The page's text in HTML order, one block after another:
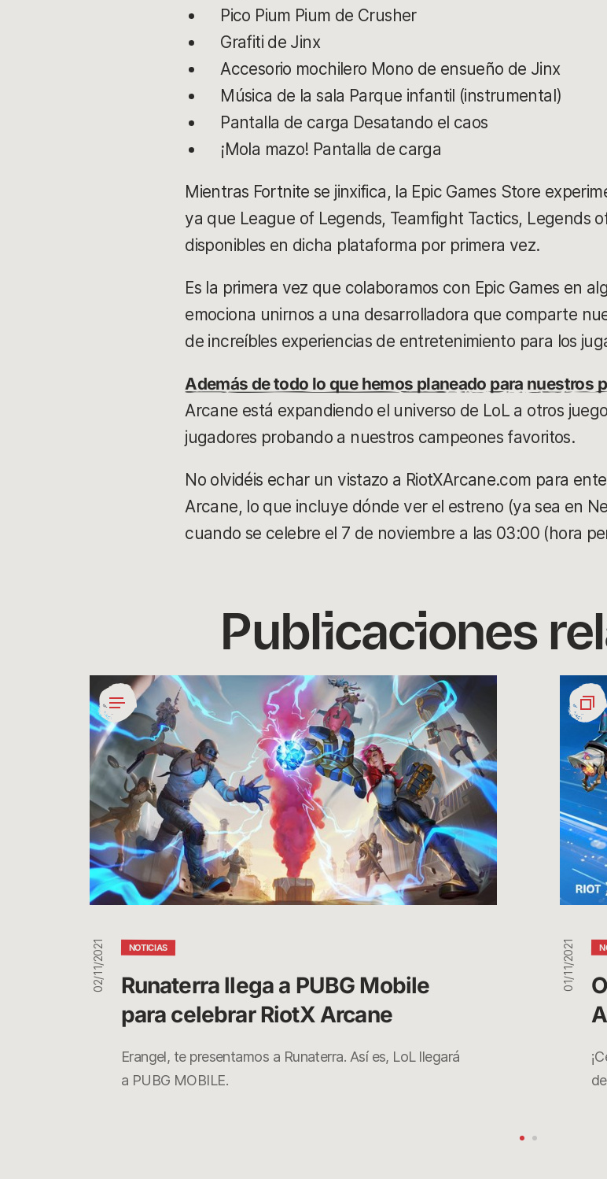
Pico Pium Pium de Crusher
Grafiti de Jinx
Accesorio mochilero Mono de ensueño de Jinx
Música de la sala Parque infantil (instrumental)
Pantalla de carga Desatando el caos
¡Mola mazo! Pantalla de carga
Mientras Fortnite se jinxifica, la Epic Games Store
ya que League of Legends, Teamfight Tactics, Legends
disponibles en dicha plataforma por primera vez.
Es la primera vez que colaboramos con Epic Games en
emociona unirnos a una desarrolladora que comparte
de increíbles experiencias de entretenimiento para los
Además de todo lo que hemos planeado para nuestros
Arcane está expandiendo el universo de LoL a otros
jugadores probando a nuestros campeones favoritos.
No olvidéis echar un vistazo a RiotXArcane.com para
Arcane, lo que incluye dónde ver el estreno (ya sea en
cuando se celebre el 7 de noviembre a las 03:00 (hora
Publicaciones
Runaterra
llega
a
PUBG
Mobile
para
celebrar
RiotX
Arcane
NOTICIAS
Runaterra llega a PUBG Mobile
para celebrar RiotX Arcane
Erangel, te presentamos a Runaterra. Así es, LoL llegará
a PUBG MOBILE.
02/11/2021
damos
a
RiotX
Arcane
01/11/2021